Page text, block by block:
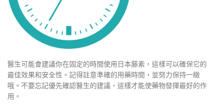
醫生可能會建議你在固定的時間使用日本藤素，這樣可以確保它的
最佳效果和安全性。記得註意準確的用藥時間，並努力保持一緻
哦。不要忘記優先確認醫生的建議，這樣才能使藥物發揮最好的作
用。